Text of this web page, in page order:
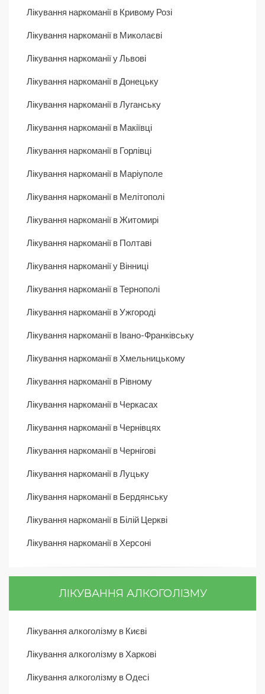
Лікування наркоманії в Кривому Розі
Лікування наркоманії в Миколаєві
Лікування наркоманії у Львові
Лікування наркоманії в Донецьку
Лікування наркоманії в Луганську
Лікування наркоманії в Макіївці
Лікування наркоманії в Горлівці
Лікування наркоманії в Маріуполе
Лікування наркоманії в Мелітополі
Лікування наркоманії в Житомирі
Лікування наркоманії в Полтаві
Лікування наркоманії у Вінниці
Лікування наркоманії в Тернополі
Лікування наркоманії в Ужгороді
Лікування наркоманії в Івано-Франківську
Лікування наркоманії в Хмельницькому
Лікування наркоманії в Рівному
Лікування наркоманії в Черкасах
Лікування наркоманії в Чернівцях
Лікування наркоманії в Чернігові
Лікування наркоманії в Луцьку
Лікування наркоманії в Бердянську
Лікування наркоманії в Білій Церкві
Лікування наркоманії в Херсоні
ЛІКУВАННЯ АЛКОГОЛІЗМУ
Лікування алкоголізму в Києві
Лікування алкоголізму в Харкові
Лікування алкоголізму в Одесі